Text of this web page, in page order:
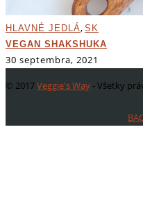
HLAVNÉ JEDLÁ, SK
VEGAN SHAKSHUKA
30 septembra, 2021
© 2017Veggie's Way - Všetky